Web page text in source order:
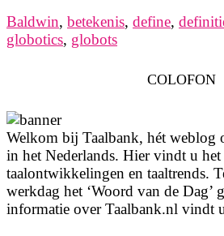
Baldwin, betekenis, define,
globotics, globots
COLOFON
Welkom bij Taalbank, hét weblog
in het Nederlands. Hier vindt u het
taalontwikkelingen en taaltrends.
werkdag het ‘Woord van de Dag’
informatie over Taalbank.nl vindt